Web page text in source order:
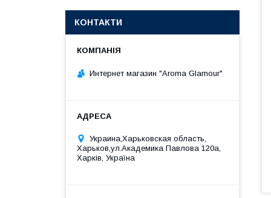
КОНТАКТИ
Интернет магазин "Aroma Glamour"
Украина,Харьковская область,
Харьков,ул.Академика Павлова 120а,
Харків, Україна